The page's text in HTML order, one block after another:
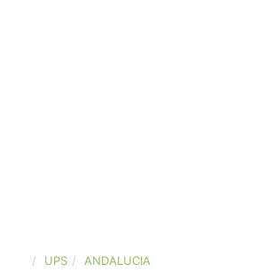
UPS ANDALUCIA